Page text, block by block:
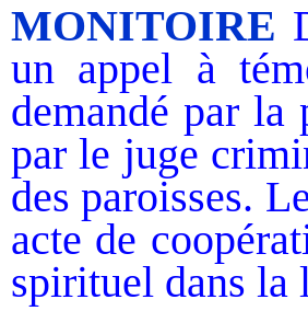
MONITOIRE
un appel à
demandé par
par le juge
des paroisses.
acte de
spirituel dans la